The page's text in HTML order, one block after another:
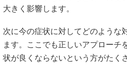
大きく影響します。
次に今の症状に対してどのような
ます。ここでも正しいアプローチ
状が良くならないという方がたく